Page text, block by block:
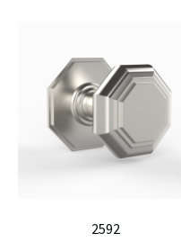
2592